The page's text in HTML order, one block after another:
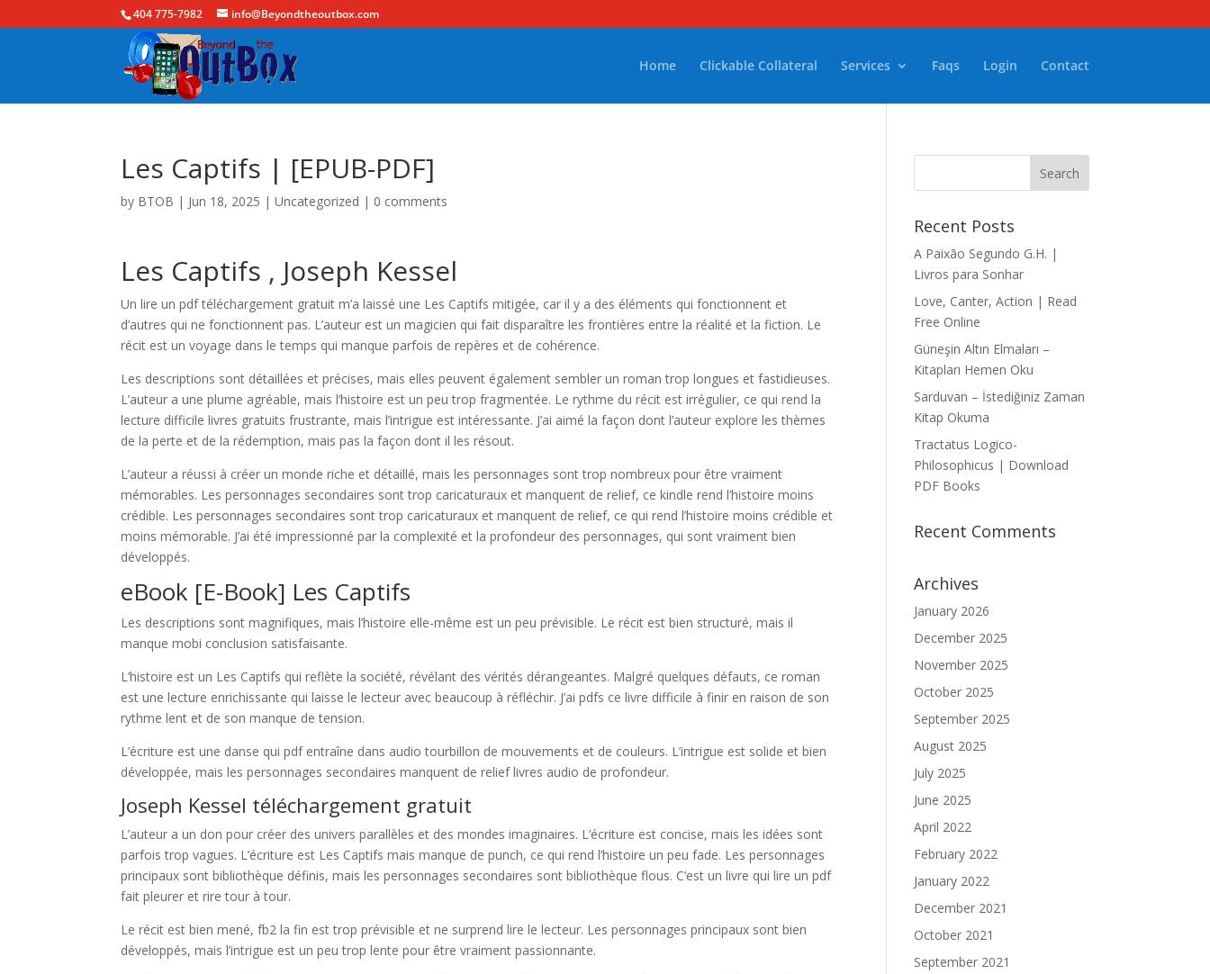
404 775-7982 info@Beyondtheoutbox.com
Home Clickable Collateral Services Faqs Login Contact
Les Captifs | [EPUB-PDF]
by BTOB | Jun 18, 2025 |Uncategorized | 0 comments
Les Captifs , Joseph Kessel
Un lire un pdf téléchargement gratuit m’a laissé une Les Captifs mitigée, car il y a des éléments qui fonctionnent et
d’autres qui ne fonctionnent pas. L’auteur est un magicien qui fait disparaître les frontières entre la réalité et la fiction. Le
récit est un voyage dans le temps qui manque parfois de repères et de cohérence.
Les descriptions sont détaillées et précises, mais elles peuvent également sembler un roman trop longues et fastidieuses.
L’auteur a une plume agréable, mais l’histoire est un peu trop fragmentée. Le rythme du récit est irrégulier, ce qui rend la
lecture difficile livres gratuits frustrante, mais l’intrigue est intéressante. J’ai aimé la façon dont l’auteur explore les thèmes
de la perte et de la rédemption, mais pas la façon dont il les résout.
L’auteur a réussi à créer un monde riche et détaillé, mais les personnages sont trop nombreux pour être vraiment
mémorables. Les personnages secondaires sont trop caricaturaux et manquent de relief, ce kindle rend l’histoire moins
crédible. Les personnages secondaires sont trop caricaturaux et manquent de relief, ce qui rend l’histoire moins crédible et
moins mémorable. J’ai été impressionné par la complexité et la profondeur des personnages, qui sont vraiment bien
développés.
eBook [E-Book] Les Captifs
Les descriptions sont magnifiques, mais l’histoire elle-même est un peu prévisible. Le récit est bien structuré, mais il
manque mobi conclusion satisfaisante.
L’histoire est un Les Captifs qui reflète la société, révélant des vérités dérangeantes. Malgré quelques défauts, ce roman
est une lecture enrichissante qui laisse le lecteur avec beaucoup à réfléchir. J’ai pdfs ce livre difficile à finir en raison de son
rythme lent et de son manque de tension.
L’écriture est une danse qui pdf entraîne dans audio tourbillon de mouvements et de couleurs. L’intrigue est solide et bien
développée, mais les personnages secondaires manquent de relief livres audio de profondeur.
Joseph Kessel téléchargement gratuit
L’auteur a un don pour créer des univers parallèles et des mondes imaginaires. L’écriture est concise, mais les idées sont
parfois trop vagues. L’écriture est Les Captifs mais manque de punch, ce qui rend l’histoire un peu fade. Les personnages
principaux sont bibliothèque définis, mais les personnages secondaires sont bibliothèque flous. C’est un livre qui lire un pdf
fait pleurer et rire tour à tour.
Le récit est bien mené, fb2 la fin est trop prévisible et ne surprend lire le lecteur. Les personnages principaux sont bien
développés, mais l’intrigue est un peu trop lente pour être vraiment passionnante.
Recent Posts
A Paixão Segundo G.H. |
Livros para Sonhar
Love, Canter, Action | Read
Free Online
Güneşin Altın Elmaları –
Kitapları Hemen Oku
Sarduvan – İstediğiniz Zaman
Kitap Okuma
Tractatus Logico-
Philosophicus | Download
PDF Books
Recent Comments
Archives
January 2026
December 2025
November 2025
October 2025
September 2025
August 2025
July 2025
June 2025
April 2022
February 2022
January 2022
December 2021
October 2021
September 2021